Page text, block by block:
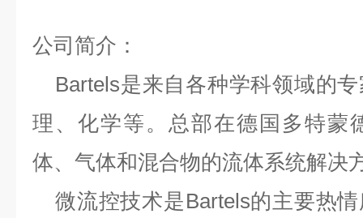
公司简介：
Bartels是来自各种学科领域的
理、化学等。 总部在德国多特蒙
体、气体和混合物的流体系统解决
微流控技术是Bartels的主要热